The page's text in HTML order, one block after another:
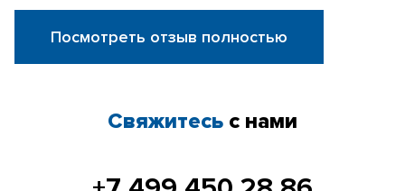
Посмотреть отзыв полностью
Свяжитесь с нами